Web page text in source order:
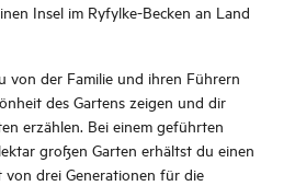
Insel im Ryfylke-Becken an Land
von der Familie und ihren Führern
des Gartens zeigen und dir
erzählen. Bei einem geführten
großen Garten erhältst du einen
von drei Generationen für die